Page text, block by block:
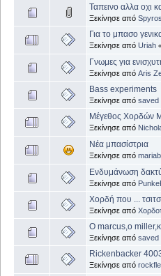
Ταπεινο αλλα οχι
Ξεκίνησε από
Για το μπασο
Ξεκίνησε από Uriah «
Γνωμες για
Ξεκίνησε από Aris
Bass experiments
Ξεκίνησε από saved
Μέγεθος Χορδών
Ξεκίνησε από
Νέα μπασίστρια
Ξεκίνησε από mariab
Ενδυμάνωση
Ξεκίνησε από
Χορδή που ...
Ξεκίνησε από
Ο marcus,ο
Ξεκίνησε από saved
Rickenbacker
Ξεκίνησε από